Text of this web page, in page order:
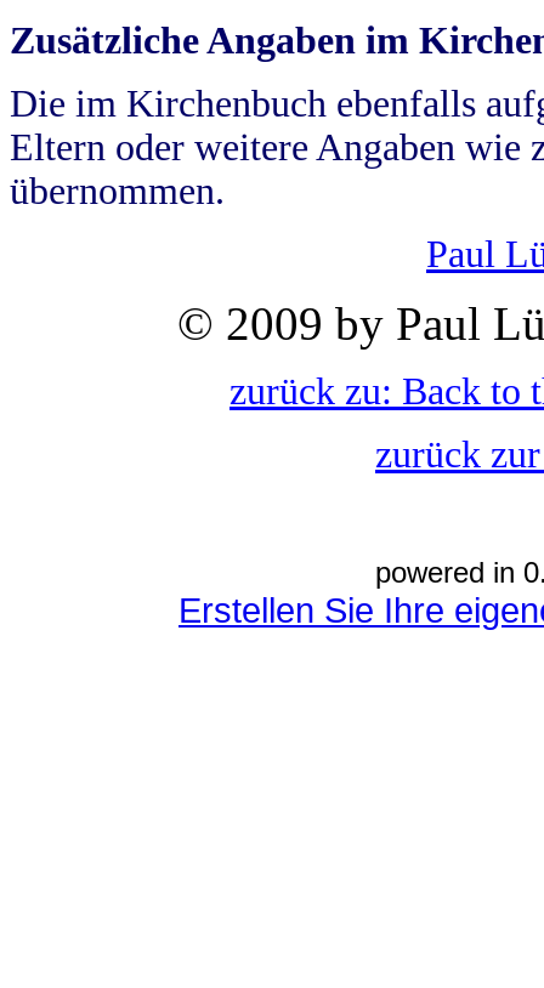
Zusätzliche Angaben im
Die im Kirchenbuch ebenfalls
Eltern oder weitere Angaben wie
übernommen.
Paul
© 2009 by Paul
zurück zu: Back to
zurück
powered in
Erstellen Sie Ihre